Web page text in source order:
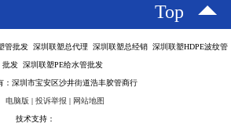
Top
管批发 深圳联塑总代理 深圳联塑总经销 深圳联塑HDPE波纹管
批发 深圳联塑PE给水管批发
：深圳市宝安区沙井街道浩丰胶管商行
电脑版 | 投诉举报 | 网站地图
技术支持：